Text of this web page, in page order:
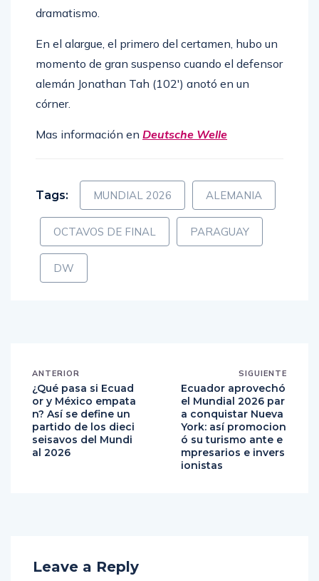
fueron amplia mayoría, estuvo cargado de
En el alargue, el primero del certamen, hubo un
momento de gran suspenso cuando el defensor
alemán Jonathan Tah (102′) anotó en un
MUNDIAL 2026 ALEMANIA
OCTAVOS DE FINAL PARAGUAY
DW
ANTERIOR
¿Qué pasa si Ecuad
or y México empata
n? Así se define un
partido de los dieci
seisavos del Mundi
SIGUIENTE
Ecuador aprovechó
el Mundial 2026 par
a conquistar Nueva
York: así promocion
ó su turismo ante e
mpresarios e invers